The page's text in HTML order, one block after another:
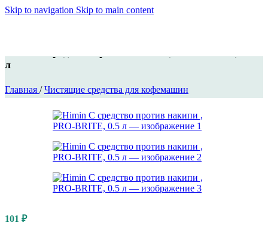
Skip to navigation Skip to main content
л
Главная / Чистящие средства для кофемашин
101 ₽